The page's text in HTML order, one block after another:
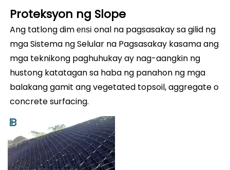
Proteksyon ng Slope
Ang tatlong dim ensi onal na pagsasakay sa gilid ng
mga Sistema ng Selular na Pagsasakay kasama ang
mga teknikong paghuhukay ay nag-aangkin ng
hustong katatagan sa haba ng panahon ng mga
balakang gamit ang vegetated topsoil, aggregate o
concrete surfacing.